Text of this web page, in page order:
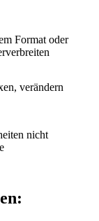
Format oder
verändern
nicht